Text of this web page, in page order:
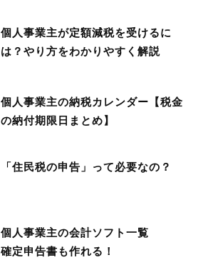
個人事業主が定額減税を受けるに
は？やり方をわかりやすく解説
個人事業主の納税カレンダー【税金
の納付期限日まとめ】
「住民税の申告」って必要なの？
個人事業主の会計ソフト一覧
確定申告書も作れる！